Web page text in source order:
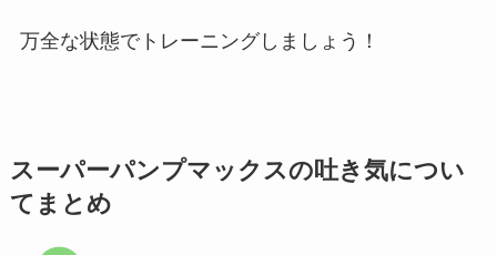
万全な状態でトレーニングしましょう！
スーパーパンプマックスの吐き気につい
てまとめ